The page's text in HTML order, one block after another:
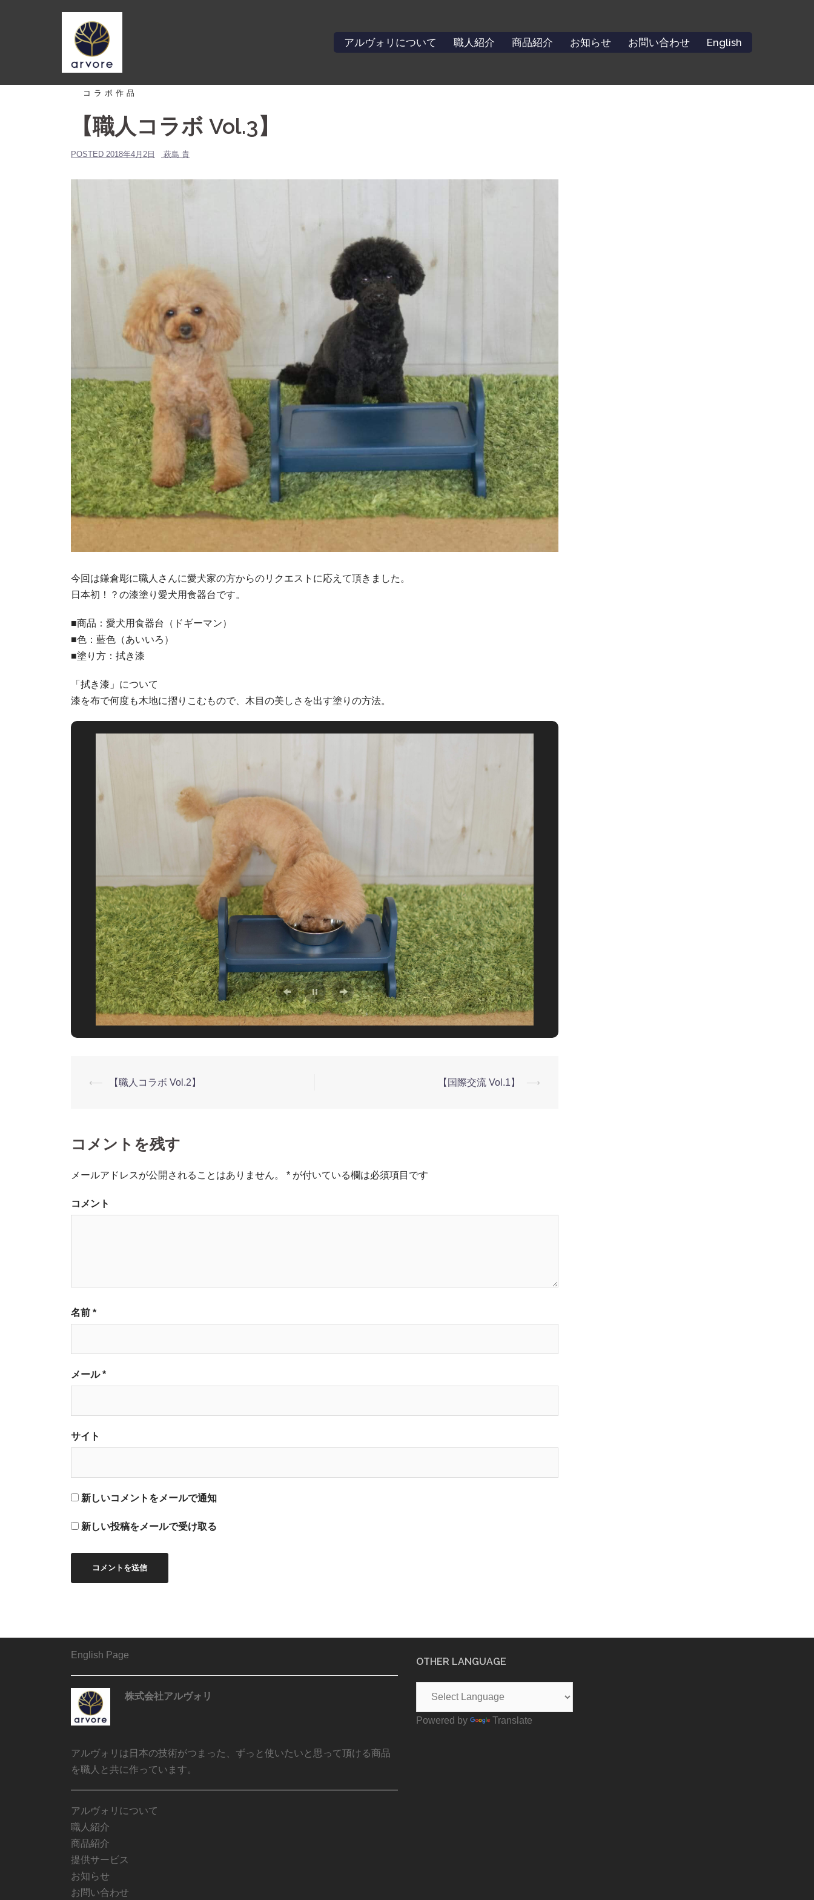
アルヴォリについて 職人紹介 商品紹介 お知らせ お問い合わせ English
コラボ作品
【職人コラボ Vol.3】
POSTED 2018年4月2日 萩島 貴
今回は鎌倉彫に職人さんに愛犬家の方からのリクエストに応えて頂きました。
日本初！？の漆塗り愛犬用食器台です。
■商品：愛犬用食器台（ドギーマン）
■色：藍色（あいいろ）
■塗り方：拭き漆
「拭き漆」について
漆を布で何度も木地に摺りこむもので、木目の美しさを出す塗りの方法。
投
ナ
ビ
ゲ
ョ
ン
⟵ 【職人コラボ Vol.2】 【国際交流 Vol.1】 ⟶
コメントを残す
メールアドレスが公開されることはありません。 * が付いている欄は必須項目です
コメント
名前 *
メール*
サイト
新しいコメントをメールで通知
新しい投稿をメールで受け取る
English Page
株式会社アルヴォリ
アルヴォリは日本の技術がつまった、ずっと使いたいと思って頂ける商品
を職人と共に作っています。
アルヴォリについて
職人紹介
商品紹介
提供サービス
お知らせ
お問い合わせ
OTHER LANGUAGE
Powered by Translate